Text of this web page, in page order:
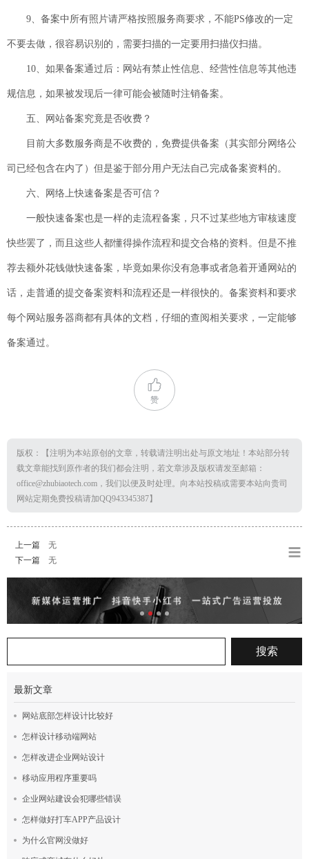
9、备案中所有照片请严格按照服务商要求，不能PS修改的一定
不要去做，很容易识别的，需要扫描的一定要用扫描仪扫描。
10、如果备案通过后：网站有禁止性信息、经营性信息等其他违
规信息，如果被发现后一律可能会被随时注销备案。
五、网站备案究竟是否收费？
目前大多数服务商是不收费的，免费提供备案（其实部分网络公
司已经包含在内了）但是鉴于部分用户无法自己完成备案资料的。
六、网络上快速备案是否可信？
一般快速备案也是一样的走流程备案，只不过某些地方审核速度
快些罢了，而且这些人都懂得操作流程和提交合格的资料。但是不推
荐去额外花钱做快速备案，毕竟如果你没有急事或者急着开通网站的
话，走普通的提交备案资料和流程还是一样很快的。备案资料和要求
每个网站服务器商都有具体的文档，仔细的查阅相关要求，一定能够
备案通过。
赞
版权：【注明为本站原创的文章，转载请注明出处与原文地址！本站部分转
载文章能找到原作者的我们都会注明，若文章涉及版权请发至邮箱：
office@zhubiaotech.com，我们以便及时处理。向本站投稿或需要本站向贵司
网站定期免费投稿请加QQ943345387】
上一篇
无
下一篇
无
最新文章
网站底部怎样设计比较好
怎样设计移动端网站
怎样改进企业网站设计
移动应用程序重要吗
企业网站建设会犯哪些错误
怎样做好打车APP产品设计
为什么官网没做好